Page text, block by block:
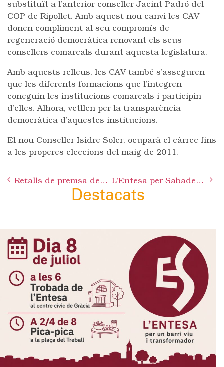
substituït a l’anterior conseller Jacint Padró del
COP de Ripollet. Amb aquest nou canvi les CAV
donen compliment al seu compromís de
regeneració democràtica renovant els seus
consellers comarcals durant aquesta legislatura.
Amb aquests relleus, les CAV també s’asseguren
que les diferents formacions que l’integren
coneguin les institucions comarcals i participin
d’elles. Alhora, vetllen per la transparència
democràtica d’aquestes institucions.
El nou Conseller Isidre Soler, ocuparà el càrrec fins
a les properes eleccions del maig de 2011.
navigation
Retalls de premsa del mes de DESEMBRE 2010 L’Entesa per Sabadell es mostra molt satisfeta per la creació del servei municipal de cerimònies civils de benvinguda a la comunitat
Destacats